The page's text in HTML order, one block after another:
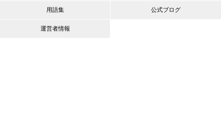
用語集
運営者情報
公式ブログ